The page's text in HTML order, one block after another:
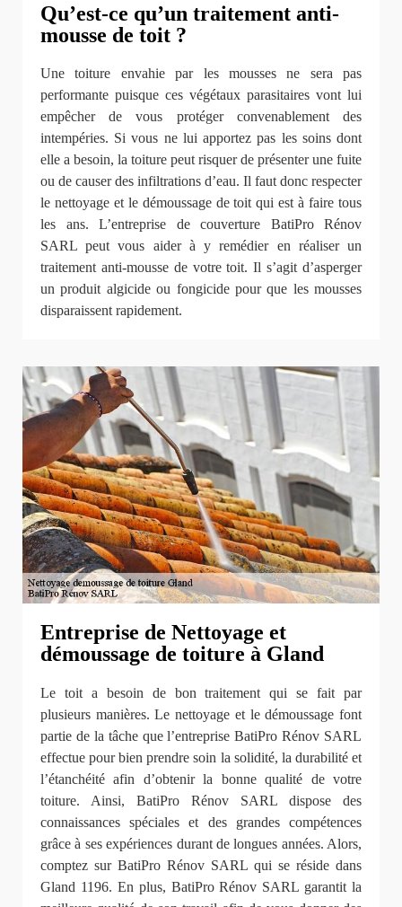
Qu’est-ce qu’un traitement anti-
mousse de toit ?
Une toiture envahie par les mousses ne sera pas
performante puisque ces végétaux parasitaires vont lui
empêcher de vous protéger convenablement des
intempéries. Si vous ne lui apportez pas les soins dont
elle a besoin, la toiture peut risquer de présenter une fuite
ou de causer des infiltrations d’eau. Il faut donc respecter
le nettoyage et le démoussage de toit qui est à faire tous
les ans. L’entreprise de couverture BatiPro Rénov
SARL peut vous aider à y remédier en réaliser un
traitement anti-mousse de votre toit. Il s’agit d’asperger
un produit algicide ou fongicide pour que les mousses
disparaissent rapidement.
Entreprise de Nettoyage et
démoussage de toiture à Gland
Le toit a besoin de bon traitement qui se fait par
plusieurs manières. Le nettoyage et le démoussage font
partie de la tâche que l’entreprise BatiPro Rénov SARL
effectue pour bien prendre soin la solidité, la durabilité et
l’étanchéité afin d’obtenir la bonne qualité de votre
toiture. Ainsi, BatiPro Rénov SARL dispose des
connaissances spéciales et des grandes compétences
grâce à ses expériences durant de longues années. Alors,
comptez sur BatiPro Rénov SARL qui se réside dans
Gland 1196. En plus, BatiPro Rénov SARL garantit la